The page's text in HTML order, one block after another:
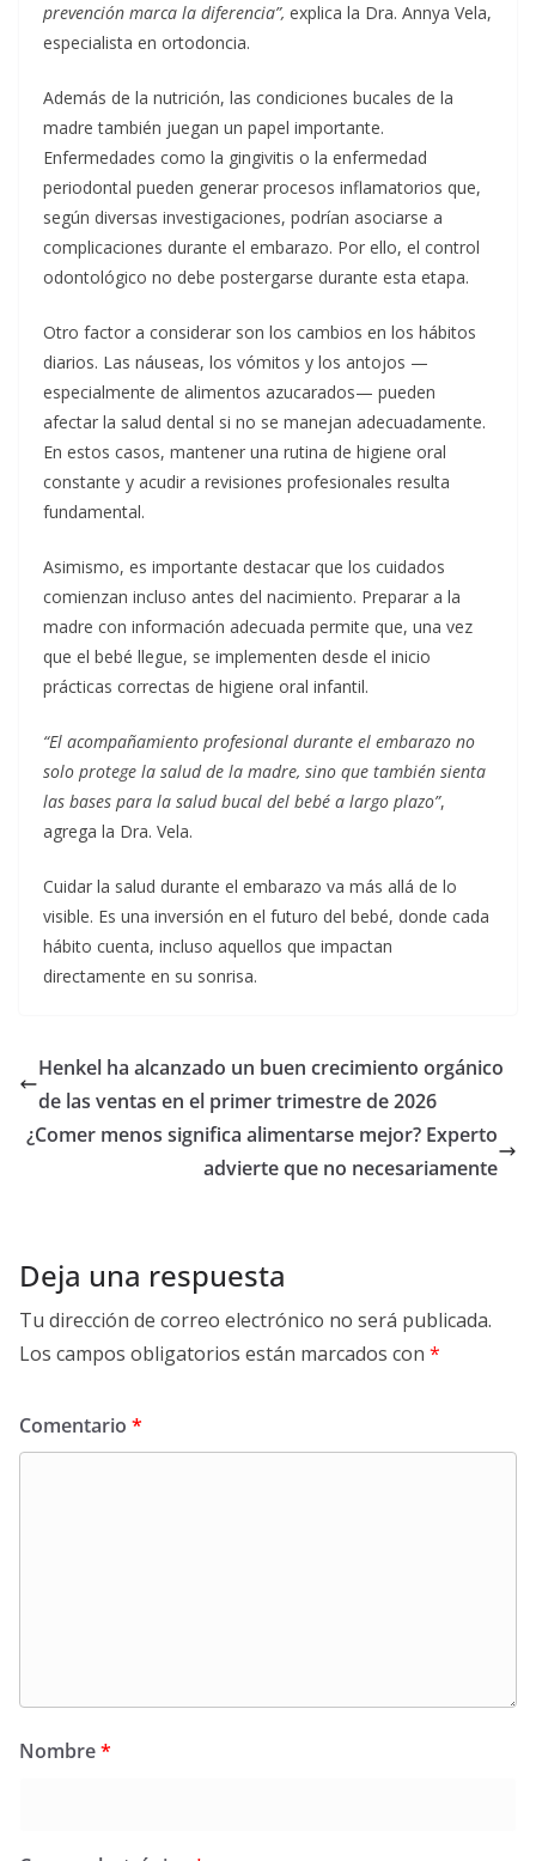
prevención marca la diferencia”, explica la Dra. Annya Vela,
especialista en ortodoncia.
Además de la nutrición, las condiciones bucales de la
madre también juegan un papel importante.
Enfermedades como la gingivitis o la enfermedad
periodontal pueden generar procesos inflamatorios que,
según diversas investigaciones, podrían asociarse a
complicaciones durante el embarazo. Por ello, el control
odontológico no debe postergarse durante esta etapa.
Otro factor a considerar son los cambios en los hábitos
diarios. Las náuseas, los vómitos y los antojos —
especialmente de alimentos azucarados— pueden
afectar la salud dental si no se manejan adecuadamente.
En estos casos, mantener una rutina de higiene oral
constante y acudir a revisiones profesionales resulta
fundamental.
Asimismo, es importante destacar que los cuidados
comienzan incluso antes del nacimiento. Preparar a la
madre con información adecuada permite que, una vez
que el bebé llegue, se implementen desde el inicio
prácticas correctas de higiene oral infantil.
“El acompañamiento profesional durante el embarazo no
solo protege la salud de la madre, sino que también sienta
las bases para la salud bucal del bebé a largo plazo”,
agrega la Dra. Vela.
Cuidar la salud durante el embarazo va más allá de lo
visible. Es una inversión en el futuro del bebé, donde cada
hábito cuenta, incluso aquellos que impactan
directamente en su sonrisa.
Henkel ha alcanzado un buen crecimiento orgánico
de las ventas en el primer trimestre de 2026
¿Comer menos significa alimentarse mejor? Experto
advierte que no necesariamente
Deja una respuesta
Tu dirección de correo electrónico no será publicada.
Los campos obligatorios están marcados con *
Comentario *
Nombre*